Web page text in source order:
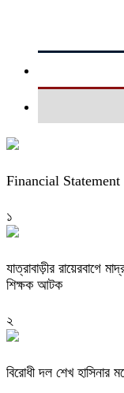
Financial
১
যাত্রাবাড়ীর রায়েরবাগে
শিক্ষক আটক
২
বিরোধী দল শেখ হাসিনার